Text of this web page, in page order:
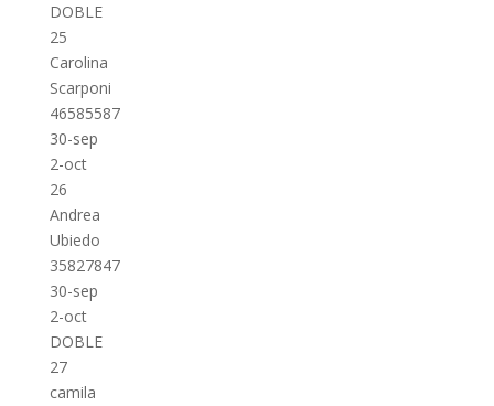
DOBLE
25
Carolina
Scarponi
46585587
30-sep
2-oct
26
Andrea
Ubiedo
35827847
30-sep
2-oct
DOBLE
27
camila